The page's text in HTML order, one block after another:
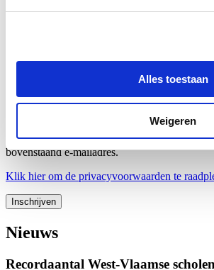
Alles toestaan
Weigeren
Ontvang mijn nieuwsbrief.
E-mailadres
Postcode
Ja, ik wens de nieuwsbrief van Loes
bovenstaand e-mailadres.
Klik hierom de privacyvoorwaarden te
Nieuws
Recordaantal West-Vlaamse